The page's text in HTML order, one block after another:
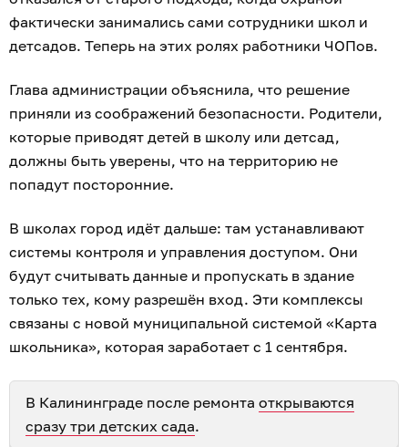
фактически занимались сами сотрудники школ и
детсадов. Теперь на этих ролях работники ЧОПов.
Глава администрации объяснила, что решение
приняли из соображений безопасности. Родители,
которые приводят детей в школу или детсад,
должны быть уверены, что на территорию не
попадут посторонние.
В школах город идёт дальше: там устанавливают
системы контроля и управления доступом. Они
будут считывать данные и пропускать в здание
только тех, кому разрешён вход. Эти комплексы
связаны с новой муниципальной системой «Карта
школьника», которая заработает с 1 сентября.
В Калининграде после ремонта открываются
сразу три детских сада.